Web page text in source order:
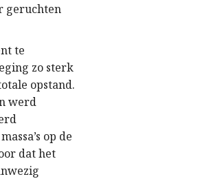
geruchten
te
zo sterk
opstand.
werd
op de
dat het